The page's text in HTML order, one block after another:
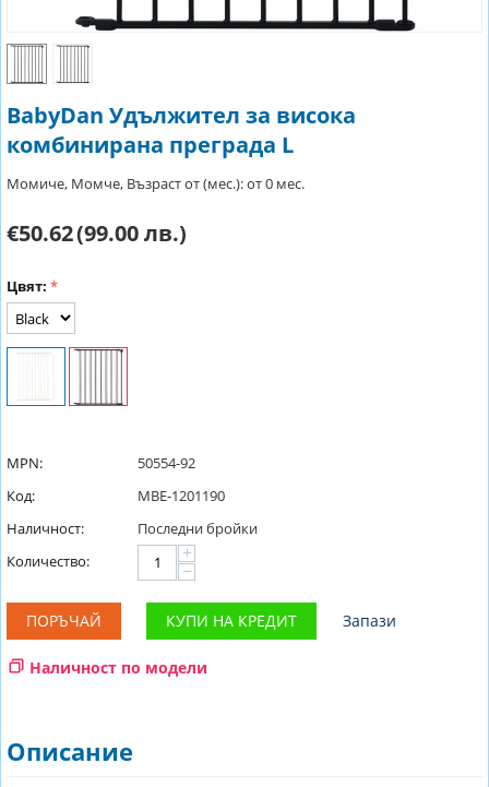
BabyDan Удължител за висока
комбинирана преграда L
Момиче, Момче, Възраст от (мес.): от 0 мес.
€50.62(99.00 лв.)
Цвят:
MPN:
50554-92
Код:
MBE-1201190
Наличност:
Последни бройки
Количество:
+
−
ПОРЪЧАЙ КУПИ НА КРЕДИТ Запази
Наличност по модели
Описание